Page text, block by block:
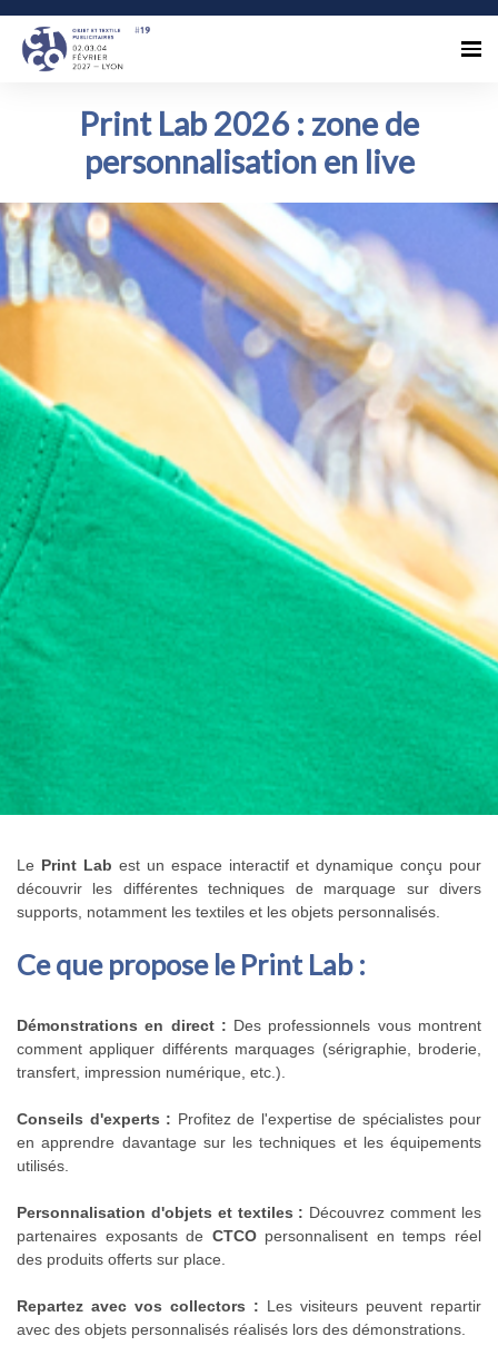
Print Lab 2026 : zone de
personnalisation en live
Le Print Lab est un espace interactif et dynamique conçu pour
découvrir les différentes techniques de marquage sur divers
supports, notamment les textiles et les objets personnalisés.
Ce que propose le Print Lab :
Démonstrations en direct : Des professionnels vous montrent
comment appliquer différents marquages (sérigraphie, broderie,
transfert, impression numérique, etc.).
Conseils d'experts : Profitez de l'expertise de spécialistes pour
en apprendre davantage sur les techniques et les équipements
utilisés.
Personnalisation d'objets et textiles : Découvrez comment les
partenaires exposants de CTCOpersonnalisent en temps réel
des produits offerts sur place.
Repartez avec vos collectors : Les visiteurs peuvent repartir
avec des objets personnalisés réalisés lors des démonstrations.